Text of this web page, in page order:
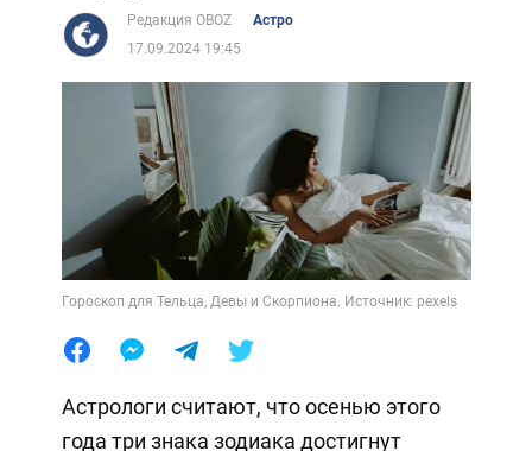
Редакция OBOZ
Астро
17.09.2024 19:45
Гороскоп для Тельца, Девы и Скорпиона. Источник: pexels
Астрологи считают, что осенью этого
года три знака зодиака достигнут